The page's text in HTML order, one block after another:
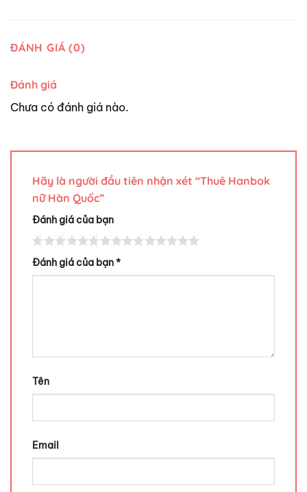
ĐÁNH GIÁ (0)
Đánh giá
Chưa có đánh giá nào.
Hãy là người đầu tiên nhận xét “Thuê Hanbok
nữ Hàn Quốc”
Đánh giá của bạn
Đánh giá của bạn*
Tên
Email